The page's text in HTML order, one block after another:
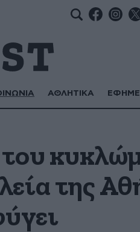
ΑΘΛΗΤΙΚΑ
της